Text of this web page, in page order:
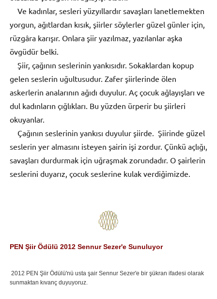
Ve kadınlar, sesleri yüzyıllardır savaşları lanetlemekten
yorgun, ağıtlardan kısık, şiirler söylerler güzel günler için,
rüzgâra karışır. Onlara şiir yazılmaz, yazılanlar aşka
övgüdür belki.
Şiir, çağının seslerinin yankısıdır. Sokaklardan kopup
gelen seslerin uğultusudur. Zafer şiirlerinde ölen
askerlerin analarının ağıdı duyulur. Aç çocuk ağlayışları ve
dul kadınların çığlıkları. Bu yüzden ürperir bu şiirleri
okuyanlar.
Çağının seslerinin yankısı duyulur şiirde. Şiirinde güzel
seslerin yer almasını isteyen şairin işi zordur. Çünkü açlığı,
savaşları durdurmak için uğraşmak zorundadır. O şairlerin
seslerini duyarız, çocuk seslerine kulak verdiğimizde.
PEN Şiir Ödülü 2012 Sennur Sezer'e Sunuluyor
2012 PEN Şiir Ödülü'nü usta şair Sennur Sezer'e bir şükran ifadesi olarak
sunmaktan kıvanç duyuyoruz.